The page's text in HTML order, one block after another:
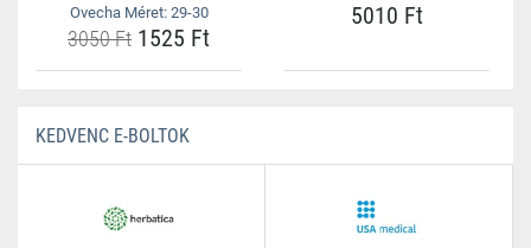
Ovecha Méret: 29-30
3050 Ft 1525 Ft
5010 Ft
KEDVENC E-BOLTOK